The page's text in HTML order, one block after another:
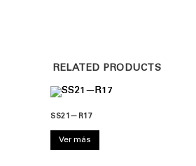
RELATED PRODUCTS
SS21—R17
Ver más